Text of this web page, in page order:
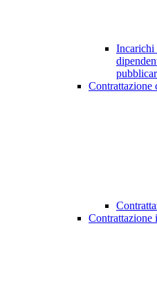
Incarichi
Contrattazione
Contrattazione